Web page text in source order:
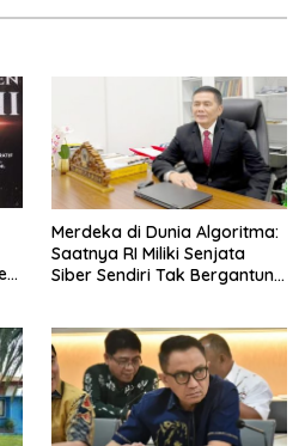
Merdeka di Dunia Algoritma:
Saatnya RI Miliki Senjata
Siber Sendiri Tak Bergantung